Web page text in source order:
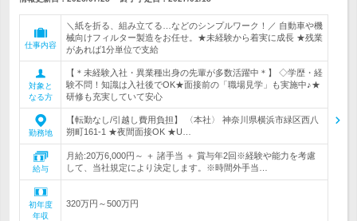
仕事内容
＼紙を折る、組み立てる…などのシンプルワーク！／ 自動車や機
械向けフィルター製造をお任せ。★未経験から着実に成長 ★残業
があれば1分単位で支給
対象と
なる方
【＊未経験入社・異業種出身の先輩が多数活躍中＊】 ◇学歴・経
験不問！知識は入社後でOK★面接前の「職場見学」も実施中♪★
研修も充実していて安心
勤務地
【転勤なし/引越し費用負担】 〈本社〉 神奈川県横浜市緑区西八
朔町161-1 ★夜間面接OK ★U…
給与
月給:20万6,000円～ ＋ 諸手当 ＋ 賞与年2回※経験や能力を考慮
して、当社規定により決定します。※時間外手当…
初年度
年収
320万円～500万円